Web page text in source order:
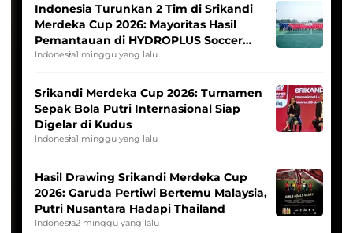
Indonesia Turunkan 2 Tim di Srikandi
Merdeka Cup 2026: Mayoritas Hasil
Pemantauan di HYDROPLUS Soccer
League
Indonesia1 minggu yang lalu
Srikandi Merdeka Cup 2026: Turnamen
Sepak Bola Putri Internasional Siap
Digelar di Kudus
Indonesia1 minggu yang lalu
Hasil Drawing Srikandi Merdeka Cup
2026: Garuda Pertiwi Bertemu Malaysia,
Putri Nusantara Hadapi Thailand
Indonesia2 minggu yang lalu